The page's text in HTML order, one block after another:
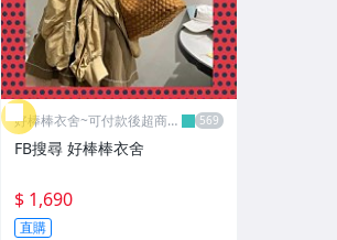
好棒棒衣舍~可付款後超商取
貨
FB搜尋 好棒棒衣舍
$ 1,690
直購